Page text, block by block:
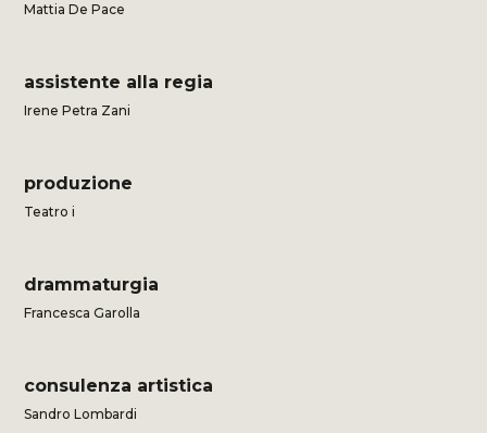
Mattia De Pace
assistente alla regia
Irene Petra Zani
produzione
Teatro i
drammaturgia
Francesca Garolla
consulenza artistica
Sandro Lombardi